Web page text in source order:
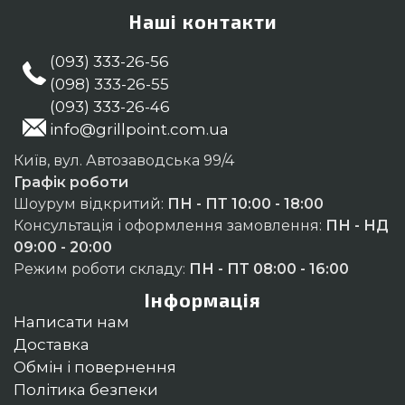
Наші контакти
(093) 333-26-56
(098) 333-26-55
(093) 333-26-46
info@grillpoint.com.ua
Київ, вул. Автозаводська 99/4
Графік роботи
Шоурум відкритий: ПН - ПТ 10:00 - 18:00
Консультація і оформлення замовлення: ПН - НД
09:00 - 20:00
Режим роботи складу: ПН - ПТ 08:00 - 16:00
Інформація
Написати нам
Доставка
Обмін і повернення
Політика безпеки